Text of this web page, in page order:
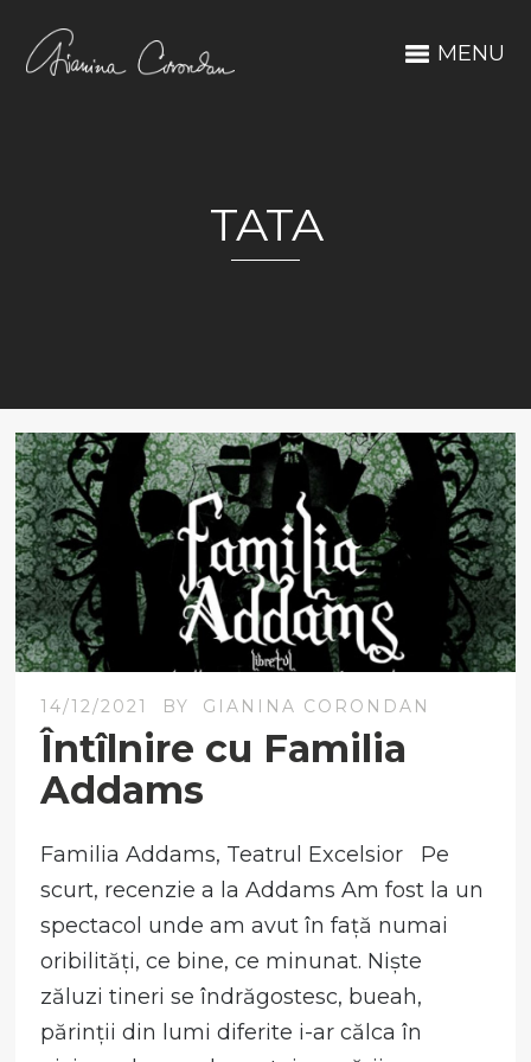
MENU
TATA
14/12/2021 BY GIANINA CORONDAN
Întîlnire cu Familia
Addams
Familia Addams, Teatrul Excelsior Pe
scurt, recenzie a la Addams Am fost la un
spectacol unde am avut în față numai
oribilități, ce bine, ce minunat. Niște
zăluzi tineri se îndrăgostesc, bueah,
părinții din lumi diferite i-ar călca în